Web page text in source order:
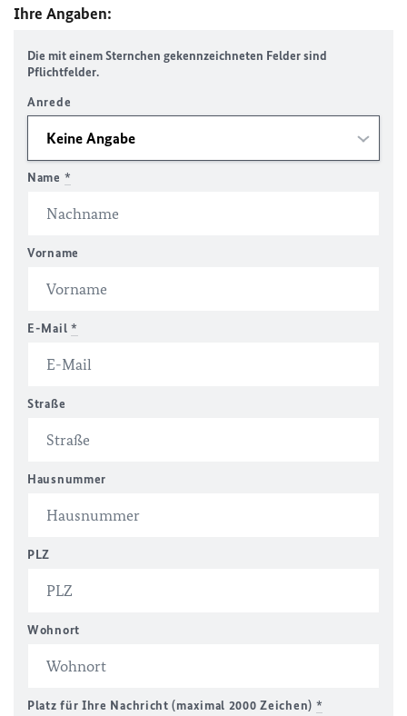
Ihre Angaben:
Die mit einem Sternchen gekennzeichneten Felder sind
Pflichtfelder.
Anrede
Name *
Vorname
E-Mail *
Straße
Hausnummer
PLZ
Wohnort
Platz für Ihre Nachricht (maximal 2000 Zeichen) *